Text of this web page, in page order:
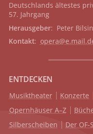
Deutschlands ältestes
57. Jahrgang
Herausgeber: Peter
Kontakt:
ENTDECKEN
Musiktheater Konzerte
Opernhäuser A–Z
Silberscheiben
Der OF-